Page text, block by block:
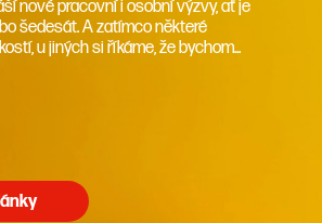
nové pracovní i osobní výzvy, ať je
šedesát. A zatímco některé
u jiných si říkáme, že bychom...